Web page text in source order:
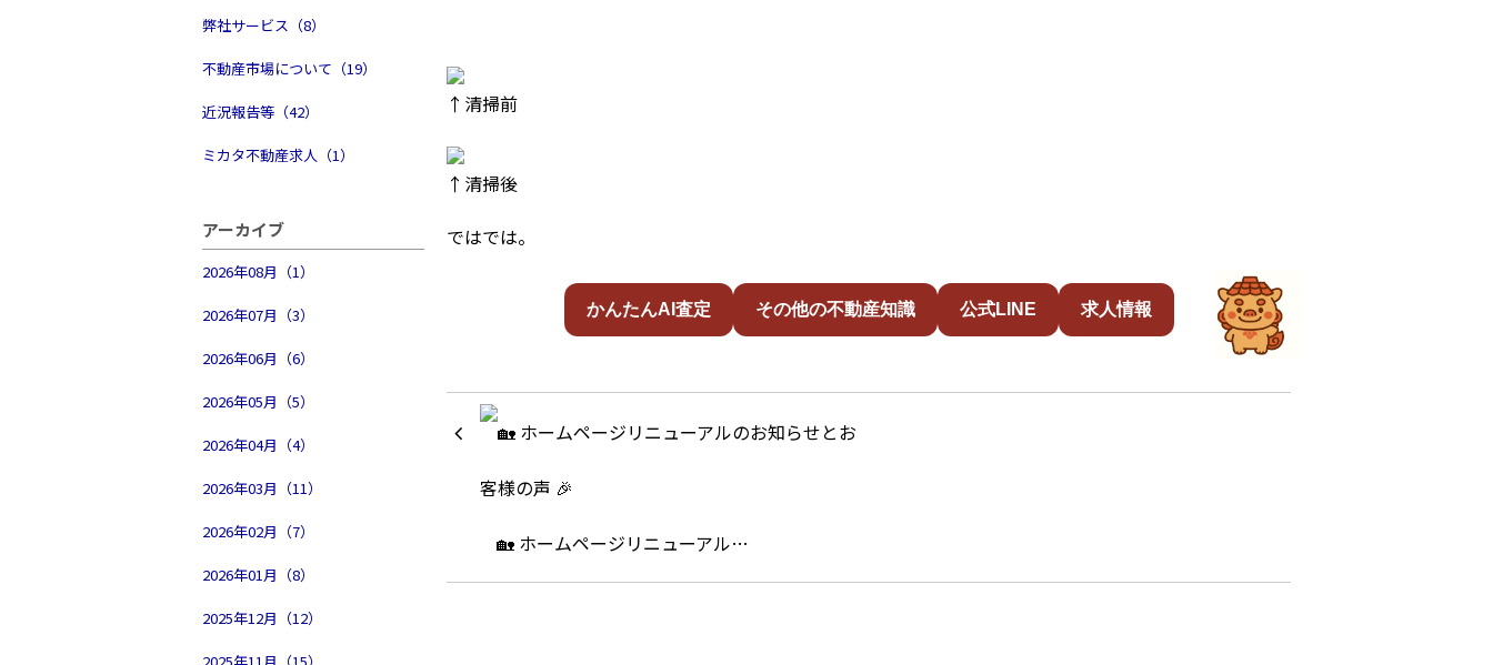
弊社サービス（8）
不動産市場について（19）
近況報告等（42）
ミカタ不動産求人（1）
アーカイブ
2026年08月（1）
2026年07月（3）
2026年06月（6）
2026年05月（5）
2026年04月（4）
2026年03月（11）
2026年02月（7）
2026年01月（8）
2025年12月（12）
↑清掃前
↑清掃後
ではでは。
かんたんAI査定 その他の不動産知識 公式LINE 求人情報
🏡 ホームページリニューアル…